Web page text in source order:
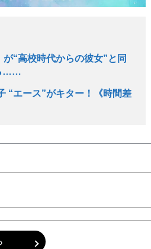
“高校時代からの彼女”と同
……
“エース”がキター！《時間差